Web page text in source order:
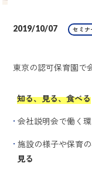
2019/10/07 セミナ
東京の認可保育園で
知る、見る、食べる
会社説明会で働く
施設の様子や保育
見る